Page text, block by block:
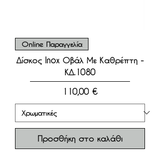
Online Παραγγελία
Δίσκος Inox Οβάλ Με Καθρέπτη -
ΚΔ.1080
Τιμή
110,00 €
Προσθήκη στο καλάθι